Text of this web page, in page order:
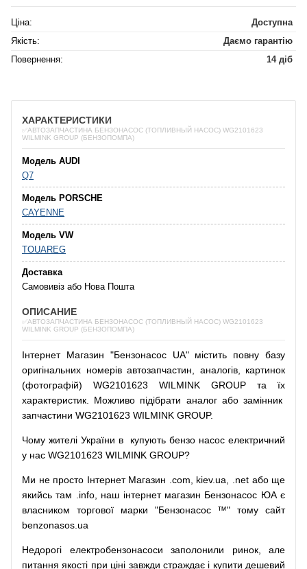
Ціна:
Доступна
Якість:
Даємо гарантію
Повернення:
14 діб
ХАРАКТЕРИСТИКИ
✅АВТОЗАПЧАСТИНА БЕНЗОНАСОС (ТОПЛИВНЫЙ НАСОС) WG2101623
WILMINK GROUP (БЕНЗОПОМПА)
Модель AUDI
Q7
Модель PORSCHE
CAYENNE
Модель VW
TOUAREG
Доставка
Самовивіз або Нова Пошта
ОПИСАНИЕ
✅АВТОЗАПЧАСТИНА БЕНЗОНАСОС (ТОПЛИВНЫЙ НАСОС) WG2101623
WILMINK GROUP (БЕНЗОПОМПА)
Інтернет Магазин "Бензонасос UA" містить повну базу
оригінальних номерів автозапчастин аналогів,
картинок
(фотографій) WG2101623 WILMINK GROUP та їх
характеристик. Можливо підібрати аналог або замінник
запчастини WG2101623 WILMINK GROUP.
Чому жителі України в купують бензо насос електричний
у нас WG2101623 WILMINK GROUP?
Ми не просто Інтернет Магазин .com kiev.ua .net або ще
якийсь там .info, наш інтернет магазин Бензонасос ЮА є
власником
торгової марки "Бензонасос ™" тому
сайт
benzonasos.ua
Недорогі електробензонасоси заполонили ринок,
але
питання якості при ціні завжди страждає і купити дешевий